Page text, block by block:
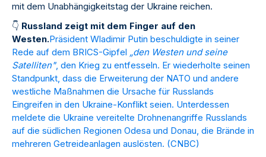
mit dem Unabhängigkeitstag der Ukraine reichen.
👇 Russland zeigt mit dem Finger auf den
Westen.Präsident Wladimir Putin beschuldigte in seiner
Rede auf dem BRICS-Gipfel „den Westen und seine
Satelliten", den Krieg zu entfesseln. Er wiederholte seinen
Standpunkt, dass die Erweiterung der NATO und andere
westliche Maßnahmen die Ursache für Russlands
Eingreifen in den Ukraine-Konflikt seien. Unterdessen
meldete die Ukraine vereitelte Drohnenangriffe Russlands
auf die südlichen Regionen Odesa und Donau, die Brände in
mehreren Getreideanlagen auslösten. (CNBC)